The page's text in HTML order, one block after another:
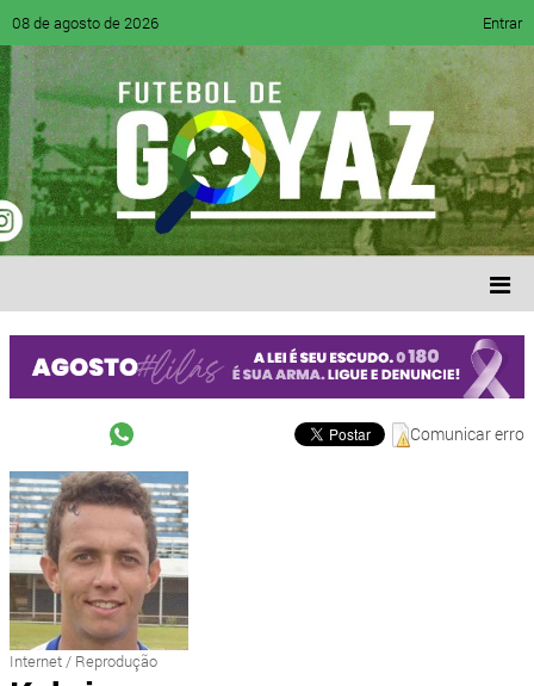
08 de agosto de 2026 Entrar
Comunicar erro
Internet / Reprodução